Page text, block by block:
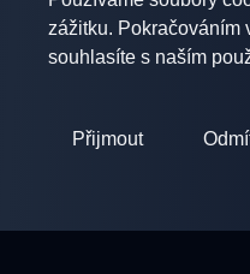
zážitku. Pokračováním
souhlasíte s naším
Přijmout